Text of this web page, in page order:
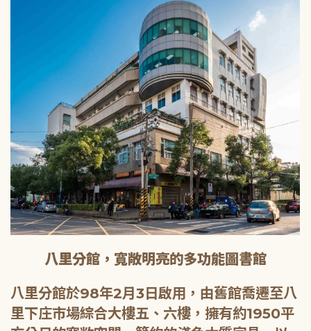
八里分館，寬敞明亮的多功能圖書館
八里分館於98年2月3日啟用，由舊館喬遷至八
里下庄市場綜合大樓五、六樓，擁有約1950平